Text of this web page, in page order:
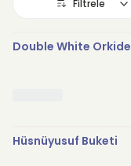
Filtrele
Double White Orkide
Hüsnüyusuf Buketi